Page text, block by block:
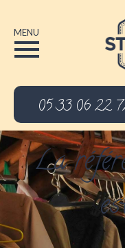
MENU
05 33 06 22
La